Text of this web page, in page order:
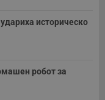
историческо
робот за